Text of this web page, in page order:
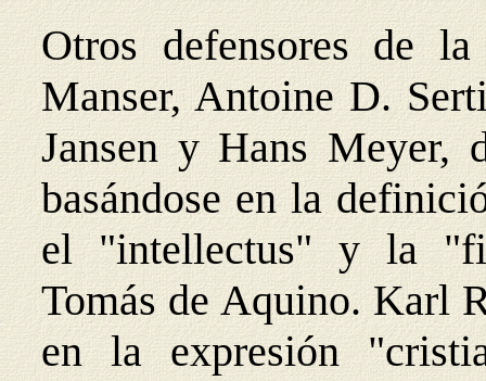
Otros defensores de
Manser, Antoine D.
Jansen y Hans Meyer,
basándose en la
el "intellectus" y la
Tomás de Aquino. Karl
en la expresión